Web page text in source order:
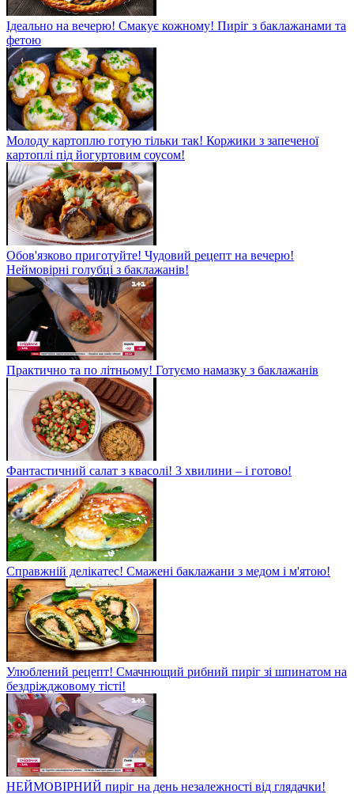
Ідеально на вечерю! Смакує кожному! Пиріг з баклажанами та
фетою
Молоду картоплю готую тільки так! Коржики з запеченої
картоплі під йогуртовим соусом!
Обов'язково приготуйте! Чудовий рецепт на вечерю!
Неймовірні голубці з баклажанів!
Практично та по літньому! Готуємо намазку з баклажанів
Фантастичний салат з квасолі! 3 хвилини – і готово!
Справжній делікатес! Смажені баклажани з медом і м'ятою!
Улюблений рецепт! Смачнющий рибний пиріг зі шпинатом на
бездріжджовому тісті!
НЕЙМОВІРНИЙ пиріг на день незалежності від глядачки!